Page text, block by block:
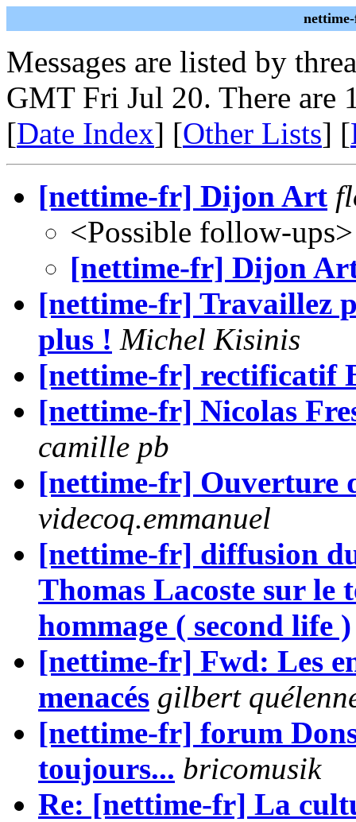
Messages are listed by
GMT Fri Jul 20. There are
[Date Index] [Other Lists] [
[nettime-fr] Dijon Art
<Possible follow-ups>
[nettime-fr] Dijon
[nettime-fr] Travaillez
plus ! Michel Kisinis
[nettime-fr] rectificatif
[nettime-fr] Nicolas
camille pb
[nettime-fr] Ouverture
videcoq.emmanuel
[nettime-fr] diffusion
Thomas Lacoste sur
hommage ( second life )
[nettime-fr] Fwd: Les
menacés gilbert
[nettime-fr] forum
toujours... bricomusik
Re: [nettime-fr] La